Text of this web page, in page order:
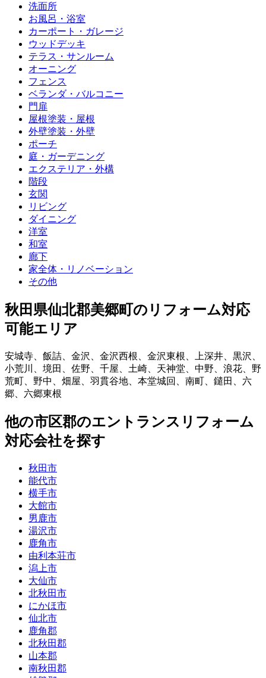
洗面所
お風呂・浴室
カーポート・ガレージ
ウッドデッキ
テラス・サンルーム
オーニング
フェンス
ベランダ・バルコニー
門扉
屋根塗装・屋根
外壁塗装・外壁
ポーチ
庭・ガーデニング
エクステリア・外構
階段
玄関
リビング
ダイニング
洋室
和室
廊下
家全体・リノベーション
その他
秋田県仙北郡美郷町 のリフォーム対応
可能エリア
安城寺 飯詰 金沢 金沢西根 金沢東根 上深井 黒沢
小荒川
境田 佐野 千屋 土崎 天神堂 中野 浪花
野
荒町
野中 畑屋 羽貫谷地 本堂城回 南町 鑓田
六
郷
六郷東根
他の市区郡のエントランスリフォーム
対応会社を探す
秋田市
能代市
横手市
大館市
男鹿市
湯沢市
鹿角市
由利本荘市
潟上市
大仙市
北秋田市
にかほ市
仙北市
鹿角郡
北秋田郡
山本郡
南秋田郡